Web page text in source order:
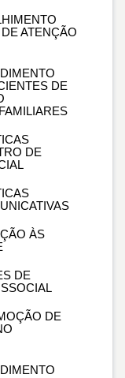
ATENÇÃO
DE
DE
ÀS
DE
DE